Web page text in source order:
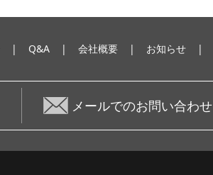
Q&A 会社概要 お知らせ
メールでのお問い合わせ